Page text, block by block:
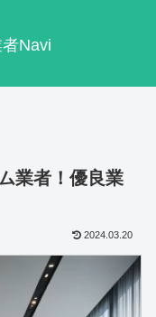
Navi
業者！優良業
2024.03.20